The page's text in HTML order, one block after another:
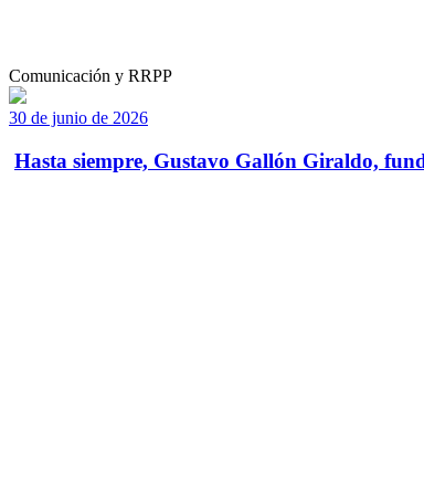
Comunicación y RRPP
30 de junio de 2026
Hasta siempre, Gustavo Gallón Giraldo,